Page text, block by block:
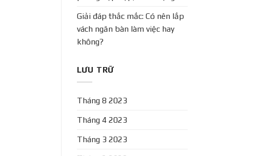
Giải đáp thắc mắc: Có nên lắp
vách ngăn bàn làm việc hay
không?
LƯU TRỮ
Tháng 8 2023
Tháng 4 2023
Tháng 3 2023